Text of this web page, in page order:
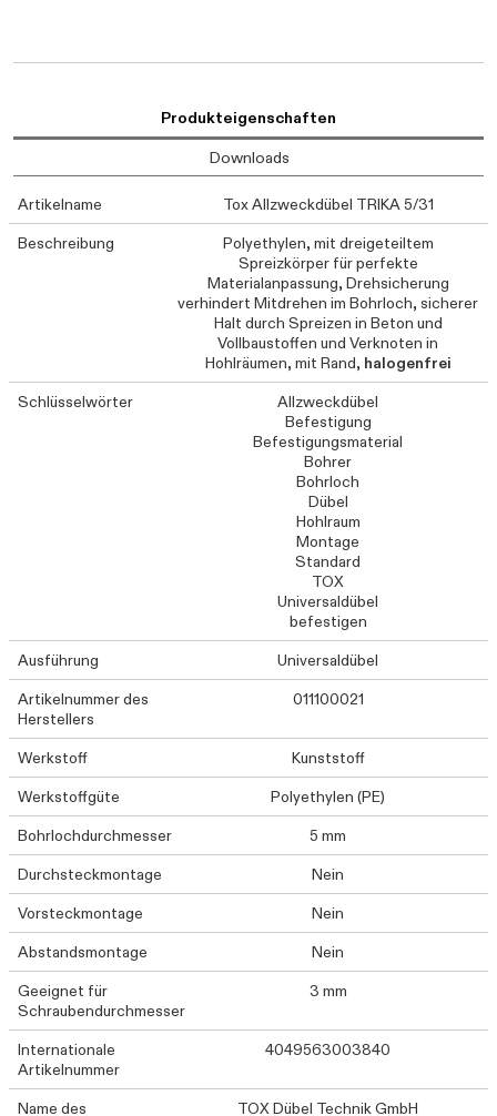
Produkteigenschaften
Downloads
Artikelname
Tox Allzweckdübel TRIKA 5/31
Beschreibung
Polyethylen, mit dreigeteiltem
Spreizkörper für perfekte
Materialanpassung, Drehsicherung
verhindert Mitdrehen im Bohrloch, sicherer
Halt durch Spreizen in Beton und
Vollbaustoffen und Verknoten in
Hohlräumen, mit Rand, halogenfrei
Schlüsselwörter
Allzweckdübel
Befestigung
Befestigungsmaterial
Bohrer
Bohrloch
Dübel
Hohlraum
Montage
Standard
TOX
Universaldübel
befestigen
Ausführung
Universaldübel
Artikelnummer des
Herstellers
011100021
Werkstoff
Kunststoff
Werkstoffgüte
Polyethylen (PE)
Bohrlochdurchmesser
5 mm
Durchsteckmontage
Nein
Vorsteckmontage
Nein
Abstandsmontage
Nein
Geeignet für
Schraubendurchmesser
3 mm
Internationale
Artikelnummer
4049563003840
Name des TOX Dübel Technik GmbH